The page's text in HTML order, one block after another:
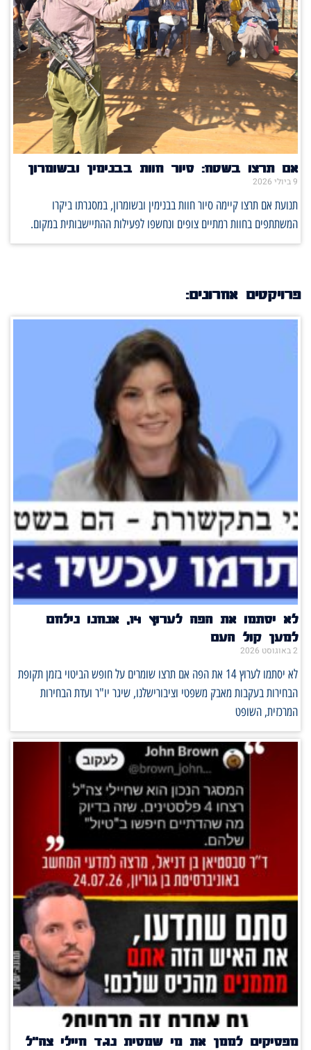
אם תרצו בשטח: סיור חוות בבנימין ובשומרון
9 ביולי 2026
תנועת אם תרצו קיימה סיור חוות בבנימין ובשומרון, במסגרתו ביקרו
המשתתפים בחוות רמתיים צופים ונחשפו לפעילות ההתיישבותית במקום.
פרויקטים אחרונים:
לא יסתמו את הפה לערוץ 14, אנחנו נילחם
למען קול העם
2 באוגוסט 2026
לא יסתמו לערוץ 14 את הפה אם תרצו שומרים על חופש הביטוי בזמן תקופת
הבחירות בעקבות מאבק משפטי וציבורישלנו, שיגר יו"ר ועדת הבחירות
המרכזית, השופט
מפסיקים לממן את מי שמסית נגד חיילי צה"ל